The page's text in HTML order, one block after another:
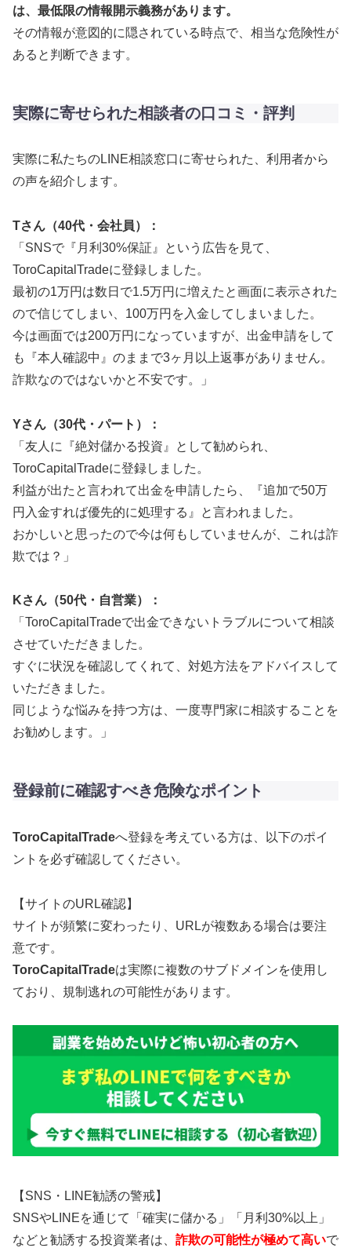
は、最低限の情報開示義務があります。
その情報が意図的に隠されている時点で、相当な危険性が
あると判断できます。
実際に寄せられた相談者の口コミ・評判
実際に私たちのLINE相談窓口に寄せられた、利用者から
の声を紹介します。
Tさん（40代・会社員）：
「SNSで『月利30%保証』という広告を見て、
ToroCapitalTradeに登録しました。
最初の1万円は数日で1.5万円に増えたと画面に表示された
ので信じてしまい、100万円を入金してしまいました。
今は画面では200万円になっていますが、出金申請をして
も『本人確認中』のままで3ヶ月以上返事がありません。
詐欺なのではないかと不安です。」
Yさん（30代・パート）：
「友人に『絶対儲かる投資』として勧められ、
ToroCapitalTradeに登録しました。
利益が出たと言われて出金を申請したら、『追加で50万
円入金すれば優先的に処理する』と言われました。
おかしいと思ったので今は何もしていませんが、これは詐
欺では？」
Kさん（50代・自営業）：
「ToroCapitalTradeで出金できないトラブルについて相談
させていただきました。
すぐに状況を確認してくれて、対処方法をアドバイスして
いただきました。
同じような悩みを持つ方は、一度専門家に相談することを
お勧めします。」
登録前に確認すべき危険なポイント
ToroCapitalTradeへ登録を考えている方は、以下のポイ
ントを必ず確認してください。
【サイトのURL確認】
サイトが頻繁に変わったり、URLが複数ある場合は要注
意です。
ToroCapitalTradeは実際に複数のサブドメインを使用し
ており、規制逃れの可能性があります。
【SNS・LINE勧誘の警戒】
SNSやLINEを通じて「確実に儲かる」「月利30%以上」
などと勧誘する投資業者は、 詐欺の可能性が極めて高いで